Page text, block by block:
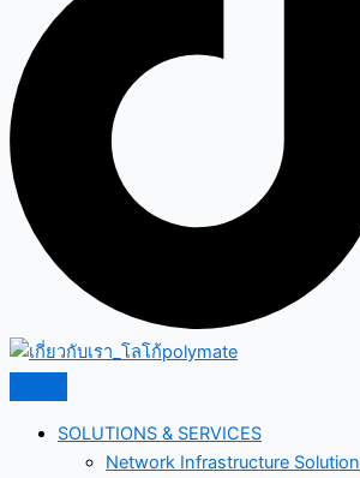
SOLUTIONS & SERVICES
Network Infrastructure Solution